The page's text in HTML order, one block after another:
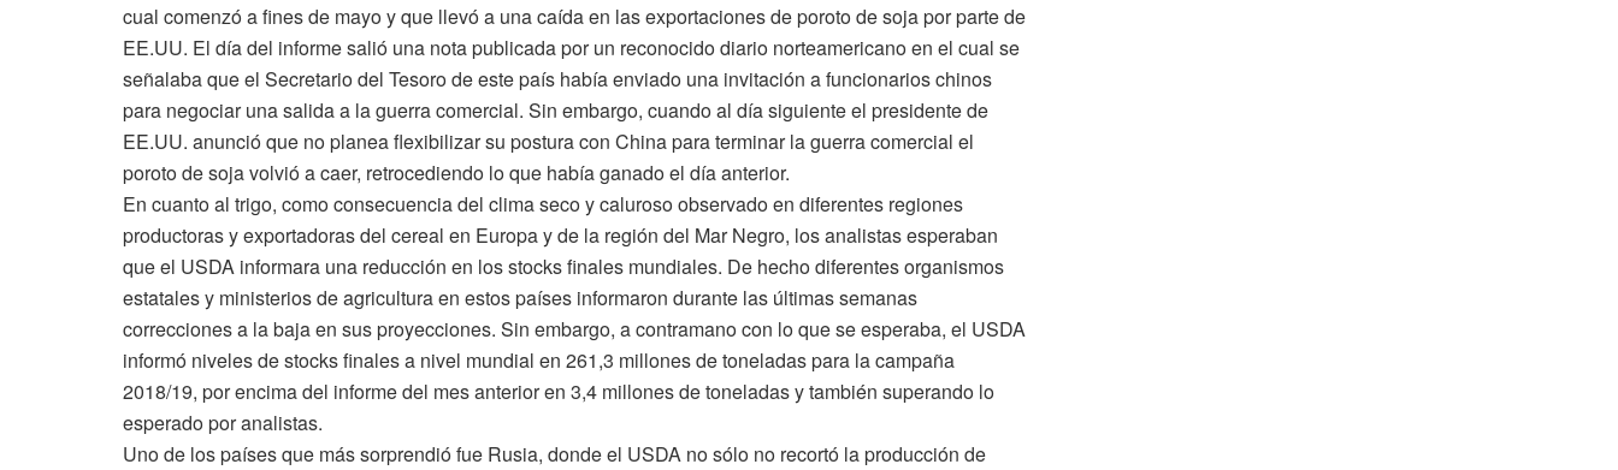
cual comenzó a fines de mayo y que llevó a una caída en las exportaciones de poroto de soja por parte de
EE.UU. El día del informe salió una nota publicada por un reconocido diario norteamericano en el cual se
señalaba que el Secretario del Tesoro de este país había enviado una invitación a funcionarios chinos
para negociar una salida a la guerra comercial. Sin embargo, cuando al día siguiente el presidente de
EE.UU. anunció que no planea flexibilizar su postura con China para terminar la guerra comercial el
poroto de soja volvió a caer, retrocediendo lo que había ganado el día anterior.
En cuanto al trigo, como consecuencia del clima seco y caluroso observado en diferentes regiones
productoras y exportadoras del cereal en Europa y de la región del Mar Negro, los analistas esperaban
que el USDA informara una reducción en los stocks finales mundiales. De hecho diferentes organismos
estatales y ministerios de agricultura en estos países informaron durante las últimas semanas
correcciones a la baja en sus proyecciones. Sin embargo, a contramano con lo que se esperaba, el USDA
informó niveles de stocks finales a nivel mundial en 261,3 millones de toneladas para la campaña
2018/19, por encima del informe del mes anterior en 3,4 millones de toneladas y también superando lo
esperado por analistas.
Uno de los países que más sorprendió fue Rusia, donde el USDA no sólo no recortó la producción de